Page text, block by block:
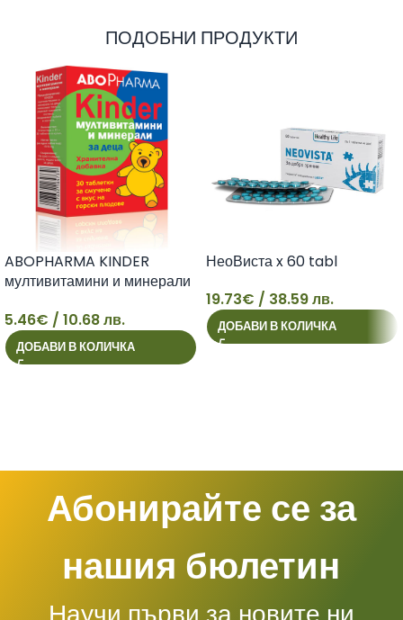
ПОДОБНИ ПРОДУКТИ
5
ABOPHARMA KINDER
мултивитамини и минерали
5.46€ / 10.68 лв.
ДОБАВИ В КОЛИЧКА
19
НеоВиста x 60 tabl
19.73€ / 38.59 лв.
ДОБАВИ В КОЛИЧКА
Абонирайте се за
нашия бюлетин